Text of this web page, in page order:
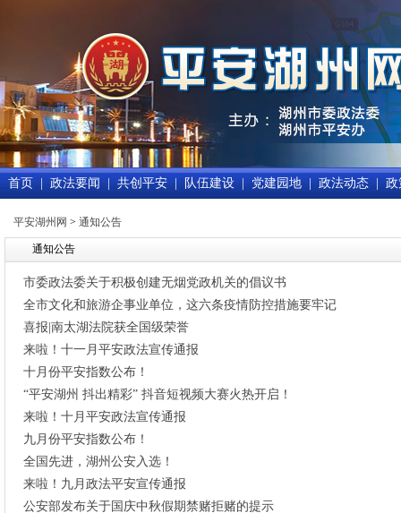
首页 政法要闻 共创平安 队伍建设 党建园地 政法动态 政
平安湖州网 > 通知公告
通知公告
市委政法委关于积极创建无烟党政机关的倡议书
全市文化和旅游企事业单位，这六条疫情防控措施要牢记
喜报|南太湖法院获全国级荣誉
来啦！十一月平安政法宣传通报
十月份平安指数公布！
“平安湖州 抖出精彩” 抖音短视频大赛火热开启！
来啦！十月平安政法宣传通报
九月份平安指数公布！
全国先进，湖州公安入选！
来啦！九月政法平安宣传通报
公安部发布关于国庆中秋假期禁赌拒赌的提示